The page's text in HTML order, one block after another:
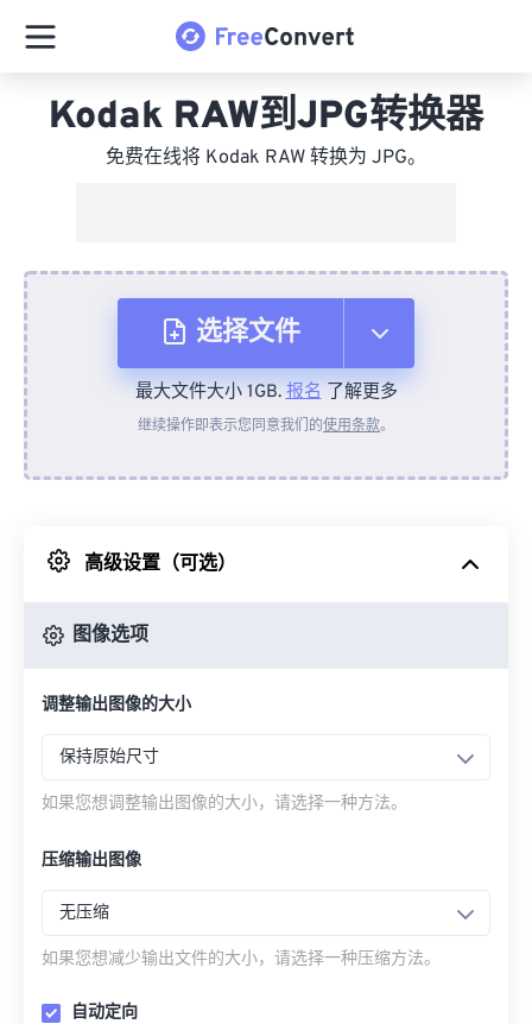
Kodak RAW到JPG转换器
免费在线将 Kodak RAW 转换为 JPG。
选择文件
从设备
来自 Google Drive
最大文件大小 1GB.报名了解更多
继续操作即表示您同意我们的使用条款。
高级设置（可选）
图像选项
调整输出图像的大小
保持原始尺寸
如果您想调整输出图像的大小，请选择一种方法。
压缩输出图像
无压缩
如果您想减少输出文件的大小，请选择一种压缩方法。
自动定向